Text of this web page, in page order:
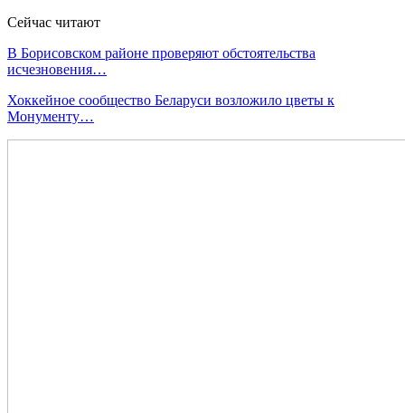
Сейчас читают
В Борисовском районе проверяют обстоятельства
исчезновения…
Хоккейное сообщество Беларуси возложило цветы к
Монументу…